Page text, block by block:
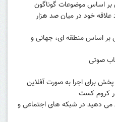
بر اساس موضوعات گوناگون
خود در میان صد هزار
بر اساس منطقه ای، جهانی و
برای اجرا به صورت آفلاین
کروم کست
می دهید در شبکه های اجتماعی و